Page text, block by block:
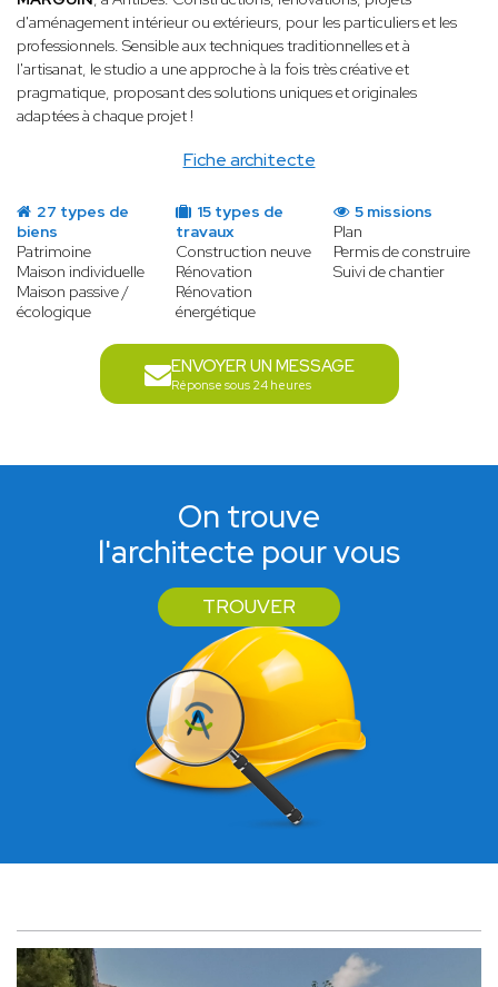
Fiche architecte
d'aménagement intérieur ou extérieurs, pour les particuliers et les
professionnels. Sensible aux techniques traditionnelles et à
l'artisanat, le studio a une approche à la fois très créative et
pragmatique, proposant des solutions uniques et originales
adaptées à chaque projet !
27 types de
biens
Patrimoine
Maison individuelle
Maison passive /
écologique
15 types de
travaux
Construction neuve
Rénovation
Rénovation
énergétique
5 missions
Plan
Permis de construire
Suivi de chantier
ENVOYER UN MESSAGE
Réponse sous 24 heures
On trouve
l'architecte pour vous
TROUVER